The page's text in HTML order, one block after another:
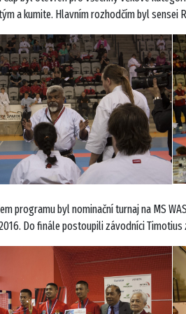
a kumite. Hlavním rozhodčím byl sensei
programu byl nominační turnaj na MS
Do finále postoupili závodníci Timotius